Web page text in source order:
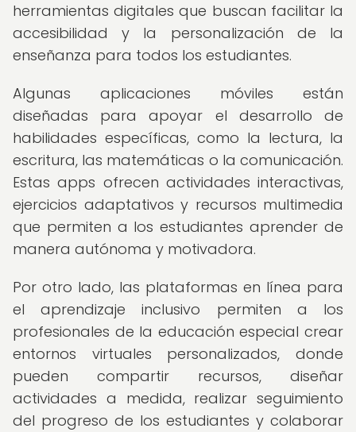
herramientas digitales que buscan facilitar la
accesibilidad y la personalización de la
enseñanza para todos los estudiantes.
Algunas aplicaciones móviles están
diseñadas para apoyar el desarrollo de
habilidades específicas, como la lectura, la
escritura, las matemáticas o la comunicación.
Estas apps ofrecen actividades interactivas,
ejercicios adaptativos y recursos multimedia
que permiten a los estudiantes aprender de
manera autónoma y motivadora.
Por otro lado, las plataformas en línea para
el aprendizaje inclusivo permiten a los
profesionales de la educación especial crear
entornos virtuales personalizados, donde
pueden compartir recursos, diseñar
actividades a medida, realizar seguimiento
del progreso de los estudiantes y colaborar